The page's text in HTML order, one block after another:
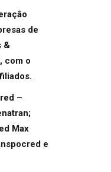
de
&
com o
–
Max
e